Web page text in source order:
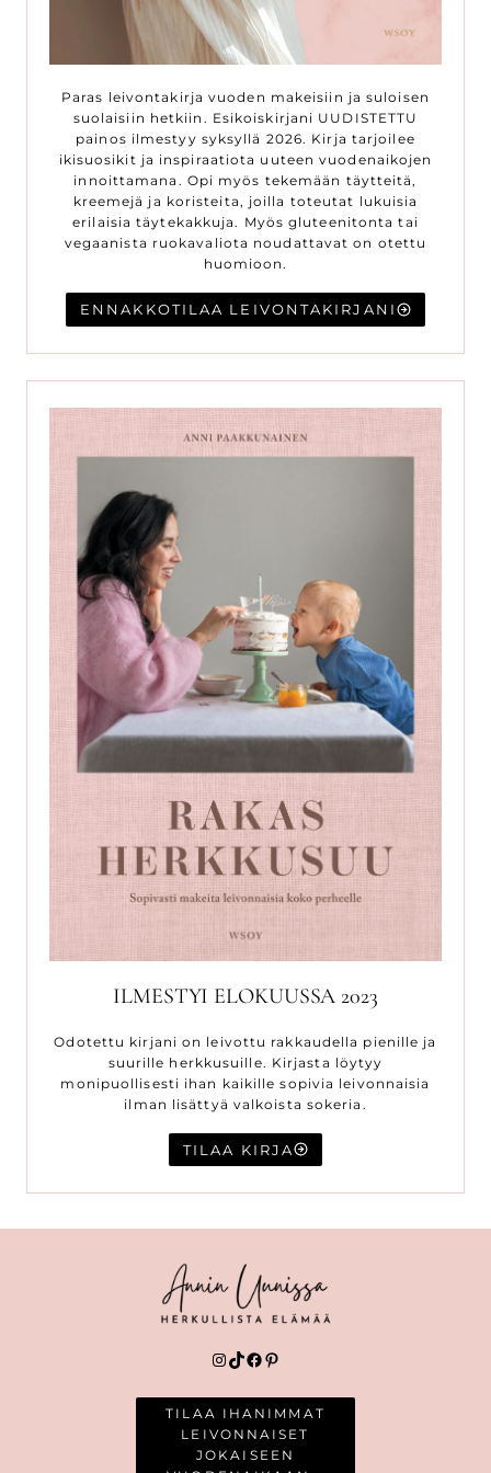
Paras leivontakirja vuoden makeisiin ja suloisen
suolaisiin hetkiin. Esikoiskirjani UUDISTETTU
painos ilmestyy syksyllä 2026. Kirja tarjoilee
ikisuosikit ja inspiraatiota uuteen vuodenaikojen
innoittamana. Opi myös tekemään täytteitä,
kreemejä ja koristeita, joilla toteutat lukuisia
erilaisia täytekakkuja. Myös gluteenitonta tai
vegaanista ruokavaliota noudattavat on otettu
huomioon.
ENNAKKOTILAA LEIVONTAKIRJANI
ILMESTYI ELOKUUSSA 2023
Odotettu kirjani on leivottu rakkaudella pienille ja
suurille herkkusuille. Kirjasta löytyy
monipuollisesti ihan kaikille sopivia leivonnaisia
ilman lisättyä valkoista sokeria.
TILAA KIRJA
Instagram
TikTok
Facebook
Pinterest
TILAA IHANIMMAT
LEIVONNAISET
JOKAISEEN